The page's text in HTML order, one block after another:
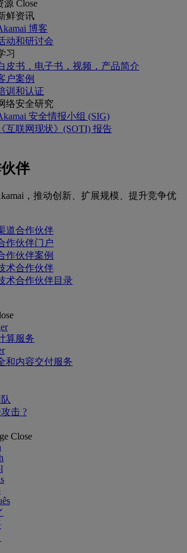
源 Close
鲜资讯
博客
动和研讨会
习
皮书，电子书，视频，产品简介
户案例
训和认证
络安全研究
安全情报小组 (SIG)
《互联网现状》(SOTI) 报告
伴
，推动创新、扩展规模、提升竞争优
道合作伙伴
作伙伴门户
作伙伴案例
术合作伙伴
术合作伙伴目录
算服务
和内容交付服务
击 ?
Close